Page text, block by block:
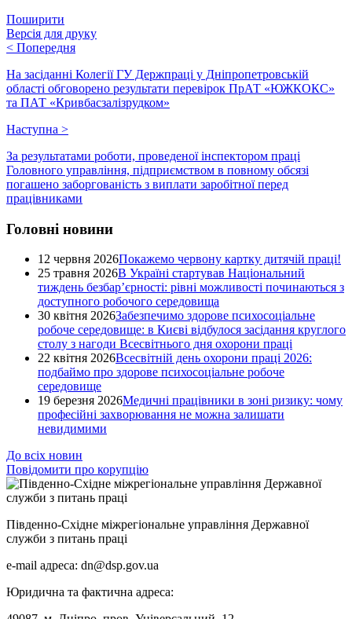
Поширити
Версія для друку
< Попередня
На засіданні Колегії ГУ Держпраці у Дніпропетровській
області обговорено результати перевірок ПрАТ «ЮЖКОКС»
та ПАТ «Кривбасзалізрудком»
Наступна >
За результатами роботи, проведеної інспектором праці
Головного управління, підприємством в повному обсязі
погашено заборгованість з виплати заробітної перед
працівниками
Головні новини
12 червня 2026Покажемо червону картку дитячій праці!
25 травня 2026В Україні стартував Національний
тиждень безбар’єрності: рівні можливості починаються з
доступного робочого середовища
30 квітня 2026Забезпечимо здорове психосоціальне
робоче середовище: в Києві відбулося засідання круглого
столу з нагоди Всесвітнього дня охорони праці
22 квітня 2026Всесвітній день охорони праці 2026:
подбаймо про здорове психосоціальне робоче
середовище
19 березня 2026Медичні працівники в зоні ризику: чому
професійні захворювання не можна залишати
невидимими
До всіх новин
Повідомити про корупцію
Південно-Східне міжрегіональне управління Державної
служби з питань праці
e-mail адреса: dn@dsp.gov.ua
Юридична та фактична адреса: